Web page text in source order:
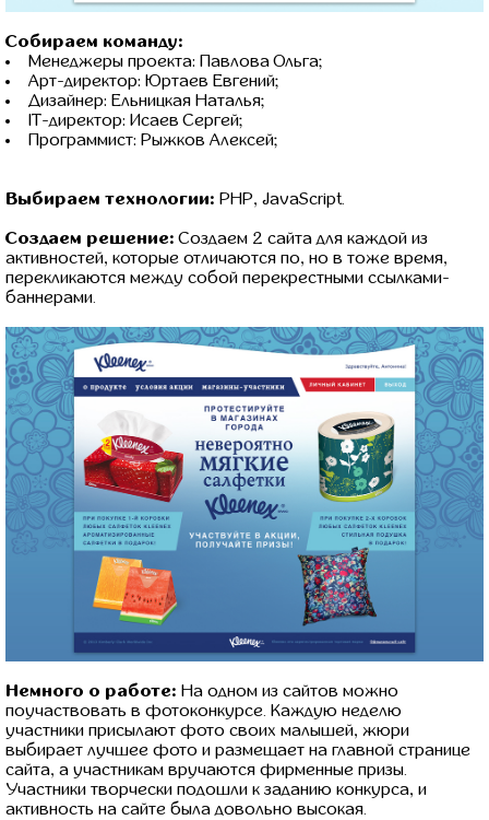
Собираем команду:
Менеджеры проекта: Павлова Ольга;
Арт-директор: Юртаев Евгений;
Дизайнер: Ельницкая Наталья;
IT-директор: Исаев Сергей;
Программист: Рыжков Алексей;
Выбираем технологии: PHP, JavaScript.
Создаем решение: Создаем 2 сайта для каждой из
активностей, которые отличаются по, но в тоже время,
перекликаются между собой перекрестными ссылками-
баннерами.
Немного о работе: На одном из сайтов можно
поучаствовать в фотоконкурсе. Каждую неделю
участники присылают фото своих малышей, жюри
выбирает лучшее фото и размещает на главной странице
сайта, а участникам вручаются фирменные призы.
Участники творчески подошли к заданию конкурса, и
активность на сайте была довольно высокая.